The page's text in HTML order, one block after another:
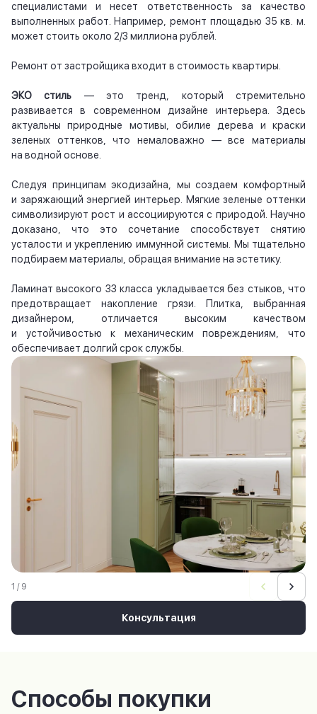
специалистами и несет ответственность за качество
выполненных работ. Например, ремонт площадью 35 кв. м.
может стоить около 2/3 миллиона рублей.
Ремонт от застройщика входит в стоимость квартиры.
ЭКО стиль — это тренд, который стремительно
развивается в современном дизайне интерьера. Здесь
актуальны природные мотивы, обилие дерева и краски
зеленых оттенков, что немаловажно — все материалы
на водной основе.
Следуя принципам экодизайна, мы создаем комфортный
и заряжающий энергией интерьер. Мягкие зеленые оттенки
символизируют рост и ассоциируются с природой. Научно
доказано, что это сочетание способствует снятию
усталости и укреплению иммунной системы. Мы тщательно
подбираем материалы, обращая внимание на эстетику.
Ламинат высокого 33 класса укладывается без стыков, что
предотвращает накопление грязи. Плитка, выбранная
дизайнером, отличается высоким качеством
и устойчивостью к механическим повреждениям, что
обеспечивает долгий срок службы.
Консультация
1 / 9
Способы покупки